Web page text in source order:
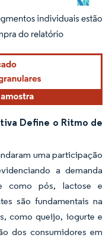
conforme CC BY 4.0.
Define o Ritmo de
uma participação
a demanda
como pós, lactose e
são fundamentais na
como queijo, iogurte e
dos consumidores em